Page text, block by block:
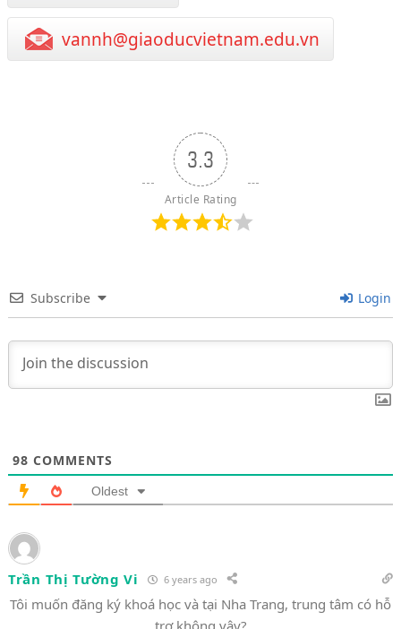
vannh@giaoducvietnam.edu.vn
3.3
Article Rating
Subscribe Login
98 COMMENTS
Oldest
Trần Thị Tường Vi 6 years ago
Tôi muốn đăng ký khoá học và tại Nha Trang, trung tâm có hỗ